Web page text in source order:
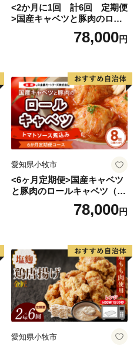
<2か月に1回 計6回 定期便
>国産キャベツと豚肉のロー
ルキャベツ（4P入り）
78,000円
愛知県小牧市
<6ヶ月定期便>国産キャベツ
と豚肉のロールキャベツ（4P
78,000円
愛知県小牧市